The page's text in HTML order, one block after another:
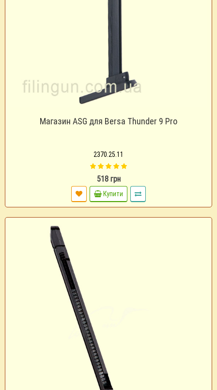
Магазин ASG для Bersa Thunder 9 Pro
2370.25.11
518 грн
Купити